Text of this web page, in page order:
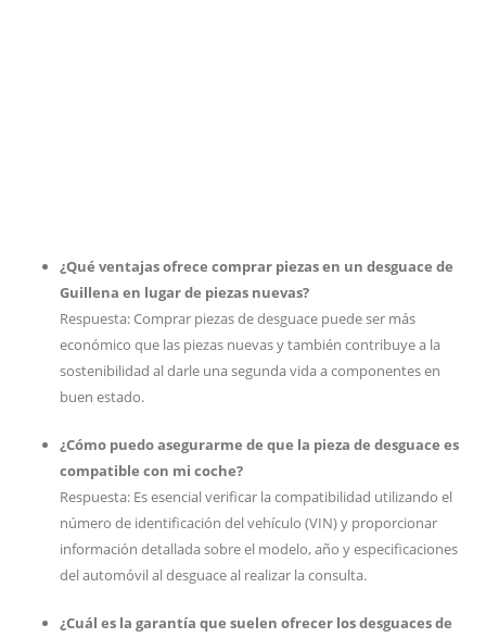
¿Qué ventajas ofrece comprar piezas en un desguace de
Guillena en lugar de piezas nuevas?
Respuesta: Comprar piezas de desguace puede ser más
económico que las piezas nuevas y también contribuye a la
sostenibilidad al darle una segunda vida a componentes en
buen estado.
¿Cómo puedo asegurarme de que la pieza de desguace es
compatible con mi coche?
Respuesta: Es esencial verificar la compatibilidad utilizando el
número de identificación del vehículo (VIN) y proporcionar
información detallada sobre el modelo, año y especificaciones
del automóvil al desguace al realizar la consulta.
¿Cuál es la garantía que suelen ofrecer los desguaces de